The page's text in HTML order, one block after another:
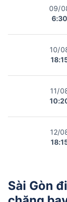
09/
6:30
10/
11/
12/
Sài Gòn